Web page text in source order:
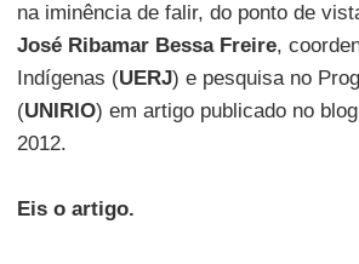
na iminência de falir, do ponto de
José Ribamar Bessa Freire,
Indígenas (UERJ) e pesquisa no
(UNIRIO) em artigo publicado no
2012.
Eis o artigo.